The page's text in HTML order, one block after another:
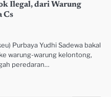
Ilegal, dari Warung
Cs
Purbaya Yudhi Sadewa bakal
warung-warung kelontong,
peredaran…